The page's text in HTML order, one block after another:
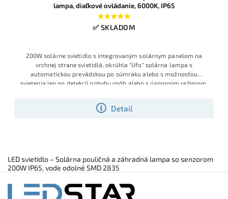
lampa, diaľkové ovládanie, 6000K, IP65
✅ SKLADOM
Detail
200W solárne svietidlo s integrovaným solárnym panelom na
vrchnej strane svietidlá, okrúhla "Ufo" solárna lampa s
automatickou prevádzkou po súmraku alebo s možnosťou
svietenia len po detekcií pohybu osôb alebo s úsporným režimom.
biela 6000K, krytie IP65 a diaľkové ovládanie zaručia pohodlnú a
bezúdržbovú prevádzku.
LED svietidlo – Solárna pouličná a záhradná lampa so senzorom
200W IP65, vode odolné SMD 2835